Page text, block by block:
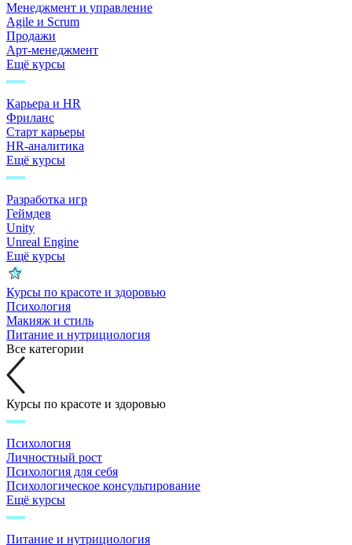
Менеджмент и управление
Agile и Scrum
Продажи
Арт-менеджмент
Ещё курсы
Карьера и HR
Фриланс
Старт карьеры
HR-аналитика
Ещё курсы
Разработка игр
Геймдев
Unity
Unreal Engine
Ещё курсы
Курсы по красоте и здоровью
Психология
Макияж и стиль
Питание и нутрициология
Все категории
Курсы по красоте и здоровью
Психология
Личностный рост
Психология для себя
Психологическое консультирование
Ещё курсы
Питание и нутрициология